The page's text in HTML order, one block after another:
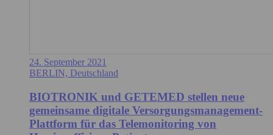
24. September 2021
BERLIN, Deutschland
BIOTRONIK und GETEMED stellen neue
gemeinsame digitale Versorgungsmanagement-
Plattform für das Telemonitoring von